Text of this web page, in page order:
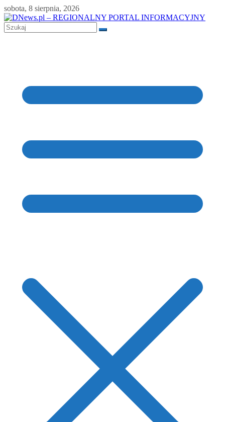
Skip
to
content
sobota, 8 sierpnia, 2026